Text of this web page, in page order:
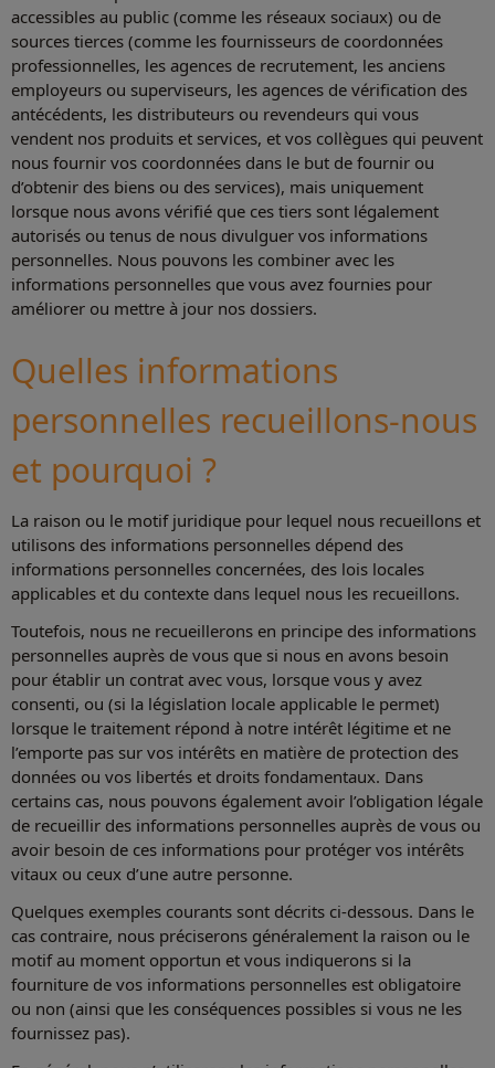
accessibles au public (comme les réseaux sociaux) ou de
sources tierces (comme les fournisseurs de coordonnées
professionnelles, les agences de recrutement, les anciens
employeurs ou superviseurs, les agences de vérification des
antécédents, les distributeurs ou revendeurs qui vous
vendent nos produits et services, et vos collègues qui peuvent
nous fournir vos coordonnées dans le but de fournir ou
d’obtenir des biens ou des services), mais uniquement
lorsque nous avons vérifié que ces tiers sont légalement
autorisés ou tenus de nous divulguer vos informations
personnelles. Nous pouvons les combiner avec les
informations personnelles que vous avez fournies pour
améliorer ou mettre à jour nos dossiers.
Quelles informations
personnelles recueillons-nous
et pourquoi ?
La raison ou le motif juridique pour lequel nous recueillons et
utilisons des informations personnelles dépend des
informations personnelles concernées, des lois locales
applicables et du contexte dans lequel nous les recueillons.
Toutefois, nous ne recueillerons en principe des informations
personnelles auprès de vous que si nous en avons besoin
pour établir un contrat avec vous, lorsque vous y avez
consenti, ou (si la législation locale applicable le permet)
lorsque le traitement répond à notre intérêt légitime et ne
l’emporte pas sur vos intérêts en matière de protection des
données ou vos libertés et droits fondamentaux. Dans
certains cas, nous pouvons également avoir l’obligation légale
de recueillir des informations personnelles auprès de vous ou
avoir besoin de ces informations pour protéger vos intérêts
vitaux ou ceux d’une autre personne.
Quelques exemples courants sont décrits ci-dessous. Dans le
cas contraire, nous préciserons généralement la raison ou le
motif au moment opportun et vous indiquerons si la
fourniture de vos informations personnelles est obligatoire
ou non (ainsi que les conséquences possibles si vous ne les
fournissez pas).